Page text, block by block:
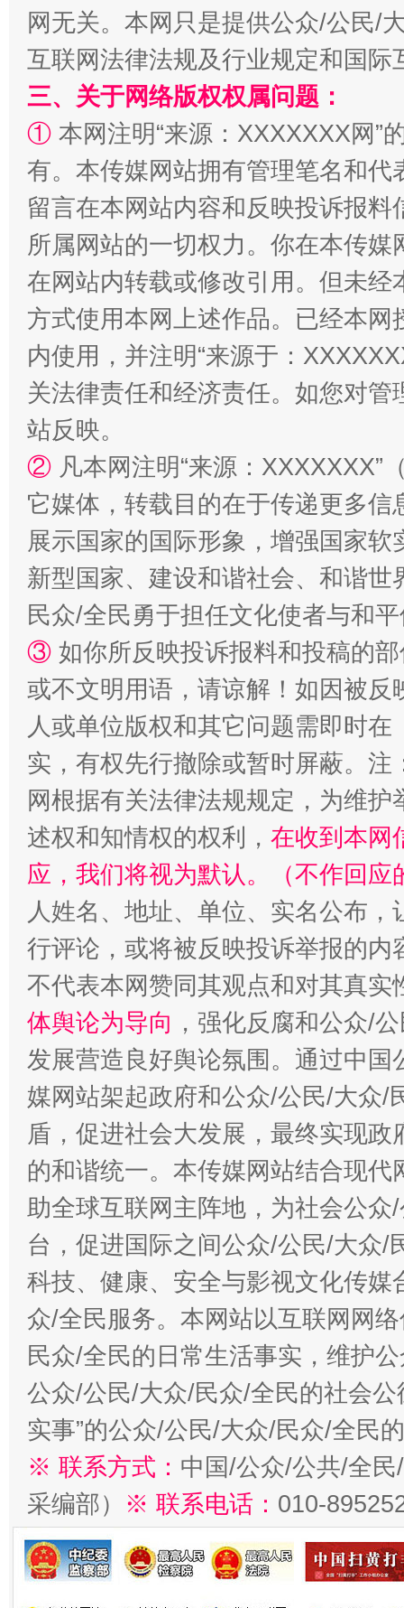
漫山遍野的桃花与雪山、麦地、白藏房 除
招工难、用工荒背后
网无关。本网只是提供公众/公民/
互联网法律法规及行业规定和国
三、关于网络版权权属问题：
① 本网注明“来源：XXXXXXX网”
有。本传媒网站拥有管理笔名和
留言在本网站内容和反映投诉报
所属网站的一切权力。你在本传
在网站内转载或修改引用。但未
方式使用本网上述作品。已经本
内使用，并注明“来源于：
关法律责任和经济责任。如您对
站反映。
② 凡本网注明“来源：
它媒体，转载目的在于传递更多
展示国家的国际形象，增强国家
新型国家、建设和谐社会、和谐
民众/全民勇于担任文化使者与和
③ 如你所反映投诉报料和投稿的
或不文明用语，请谅解！如因被
人或单位版权和其它问题需即时在
实，有权先行撤除或暂时屏蔽。
网根据有关法律法规规定，为维
述权和知情权的权利， 在收到本网
应，我们将视为默认。（不作回应
人姓名、地址、单位、实名公布
行评论，或将被反映投诉举报的
不代表本网赞同其观点和对其真实
体舆论为导向 ，强化反腐和公众/
发展营造良好舆论氛围。通过中
媒网站架起政府和公众/公民/大众/
盾，促进社会大发展，最终实现
的和谐统一。本传媒网站结合现
助全球互联网主阵地，为社会公
台，促进国际之间公众/公民/大众/
科技、健康、安全与影视文化传
众/全民服务。本网站以互联网网
民众/全民的日常生活事实，维护
公众/公民/大众/民众/全民的社会公
实事”的公众/公民/大众/民众/全民
※ 联系方式： 中国/公众/公共/全
采编部） ※ 联系电话： 010-